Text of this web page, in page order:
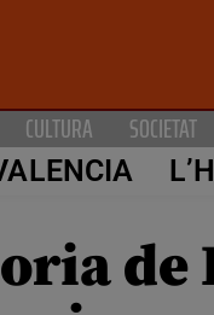
CULTURA SOCIETAT